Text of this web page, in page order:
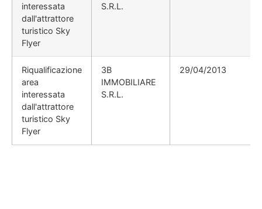
interessata
dall'attrattore
turistico Sky
Flyer
S.R.L.
Riqualificazione
area
interessata
dall'attrattore
turistico Sky
Flyer
3B
IMMOBILIARE
S.R.L.
29/04/2013